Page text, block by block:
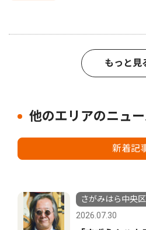
もっと見
他のエリアのニュー
新着記
さがみはら中央
2026.07.30